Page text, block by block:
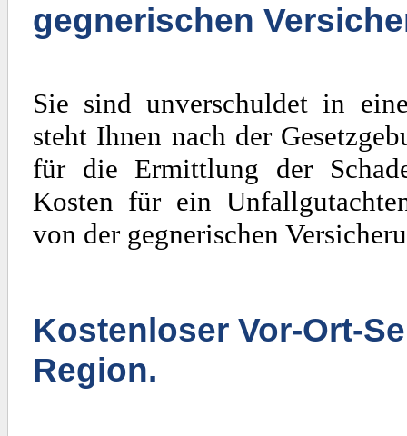
gegnerischen
Sie sind unverschuldet in
steht Ihnen nach der
für die Ermittlung der
Kosten für ein
von der gegnerischen
Kostenloser Vor-Ort-
Region.